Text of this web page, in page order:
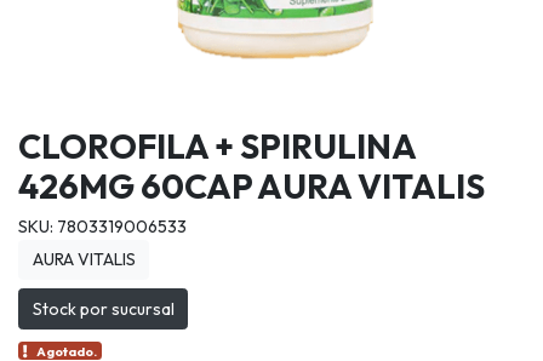
CLOROFILA + SPIRULINA
426MG 60CAP AURA VITALIS
SKU: 7803319006533
AURA VITALIS
Stock por sucursal
Agotado.